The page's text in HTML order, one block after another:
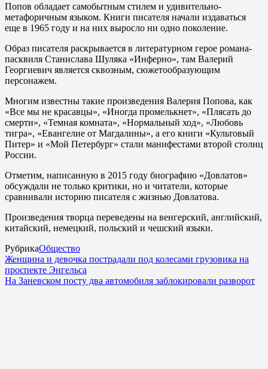
Попов обладает самобытным стилем и удивительно-
метафоричным языком. Книги писателя начали издаваться
еще в 1965 году и на них выросло ни одно поколение.
Образ писателя раскрывается в литературном герое романа-
пасквиля Станислава Шуляка «Инферно», там Валерий
Георгиевич является сквозным, сюжетообразующим
персонажем.
Многим известны такие произведения Валерия Попова, как
«Все мы не красавцы», «Иногда промелькнет», «Плясать до
смерти», «Темная комната», «Нормальный ход», «Любовь
тигра», «Евангелие от Магдалины», а его книги «Культовый
Питер» и «Мой Петербург» стали манифестами второй столиц
России.
Отметим, написанную в 2015 году биографию «Довлатов»
обсуждали не только критики, но и читатели, которые
сравнивали историю писателя с жизнью Довлатова.
Произведения творца переведены на венгерский, английский,
китайский, немецкий, польский и чешский языки.
РубрикаОбщество
Женщина и девочка пострадали под колесами грузовика на
проспекте Энгельса
На Заневском посту два автомобиля заблокировали разворот